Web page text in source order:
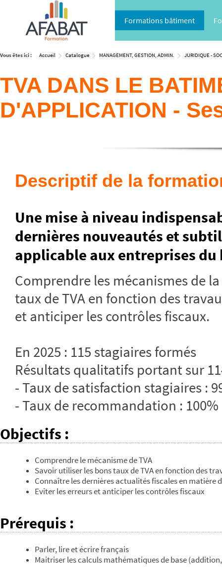
Formations bâtiment
Vous êtes ici : Accueil Catalogue MANAGEMENT, GESTION, ADMIN. JURIDIQUE -
TVA DANS LE
D'APPLICATION -
Descriptif de la
Une mise à niveau
dernières nouveautés et
applicable aux entreprises
Comprendre les mécanismes de
taux de TVA en fonction des
et anticiper les contrôles fiscaux.
En 2025 : 115 stagiaires formés
Résultats qualitatifs portant sur
- Taux de satisfaction stagiaires :
- Taux de recommandation : 100%
Objectifs :
Comprendre le mécanisme de TVA
Savoir utiliser les bons taux de TVA en fonction des
Connaître les dernières actualités fiscales en matière
Eviter les erreurs et anticiper les contrôles fiscaux
Prérequis :
Parler, lire et écrire français
Maitriser les calculs mathématiques de base